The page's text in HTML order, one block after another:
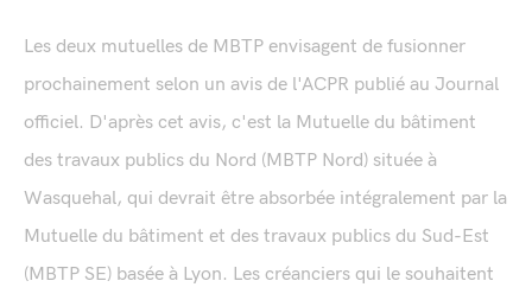
Les deux mutuelles de MBTP envisagent de fusionner
prochainement selon un avis de l'ACPR publié au Journal
officiel. D'après cet avis, c'est la Mutuelle du bâtiment
des travaux publics du Nord (MBTP Nord) située à
Wasquehal, qui devrait être absorbée intégralement par la
Mutuelle du bâtiment et des travaux publics du Sud-Est
(MBTP SE) basée à Lyon. Les créanciers qui le souhaitent